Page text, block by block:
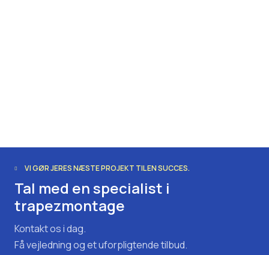
VI GØR JERES NÆSTE PROJEKT TIL EN SUCCES.
Tal med en specialist i
trapezmontage
Kontakt os i dag.
Få vejledning og et uforpligtende tilbud.